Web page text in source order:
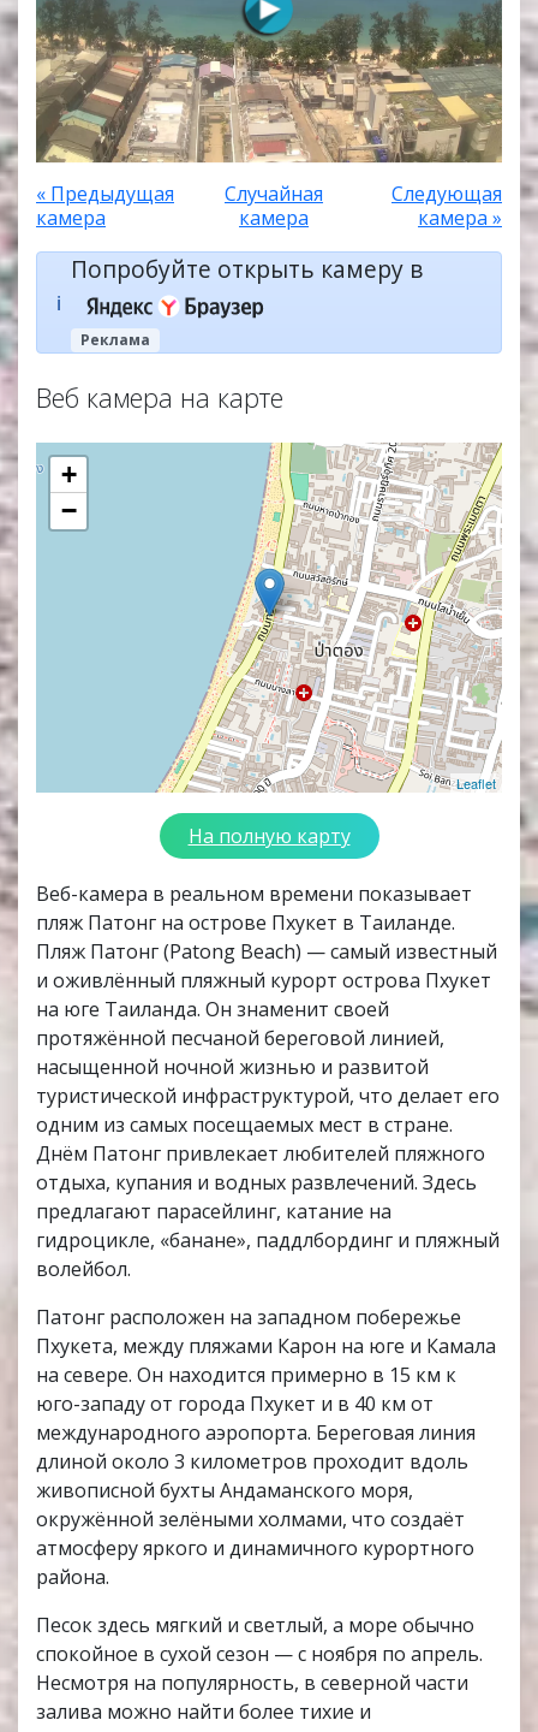
« Предыдущая
камера
Случайная
камера
Следующая
камера »
ℹ️
Попробуйте открыть камеру в
Реклама
Веб камера на карте
+
−
Leaflet
На полную карту
Веб-камера в реальном времени показывает
пляж Патонг на острове Пхукет в Таиланде.
Пляж Патонг (Patong Beach) — самый известный
и оживлённый пляжный курорт острова Пхукет
на юге Таиланда. Он знаменит своей
протяжённой песчаной береговой линией,
насыщенной ночной жизнью и развитой
туристической инфраструктурой, что делает его
одним из самых посещаемых мест в стране.
Днём Патонг привлекает любителей пляжного
отдыха, купания и водных развлечений. Здесь
предлагают парасейлинг, катание на
гидроцикле, «банане», паддлбординг и пляжный
волейбол.
Патонг расположен на западном побережье
Пхукета, между пляжами Карон на юге и Камала
на севере. Он находится примерно в 15 км к
юго-западу от города Пхукет и в 40 км от
международного аэропорта. Береговая линия
длиной около 3 километров проходит вдоль
живописной бухты Андаманского моря,
окружённой зелёными холмами, что создаёт
атмосферу яркого и динамичного курортного
района.
Песок здесь мягкий и светлый, а море обычно
спокойное в сухой сезон — с ноября по апрель.
Несмотря на популярность, в северной части
залива можно найти более тихие и